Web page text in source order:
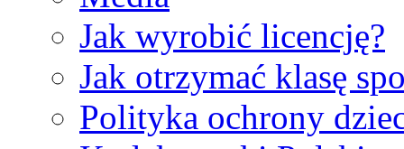
Jak wyrobić licencję?
Jak otrzymać klasę
Polityka ochrony